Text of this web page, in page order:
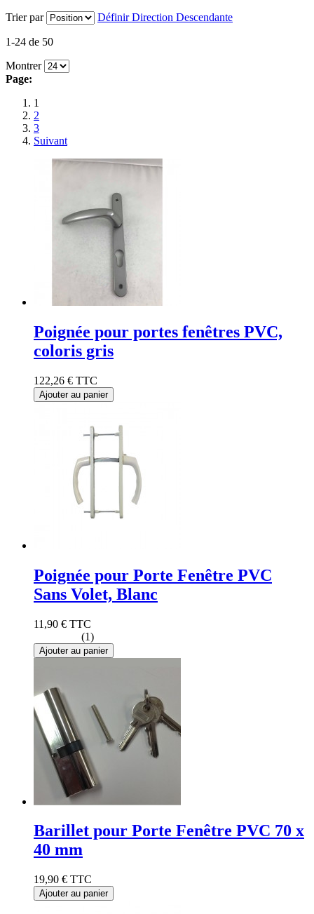
Trier par
Définir Direction Descendante
1-24 de 50
Montrer
Page:
1
2
3
Suivant
Poignée pour portes fenêtres PVC,
coloris gris
122,26 € TTC
Ajouter au panier
Poignée pour Porte Fenêtre PVC
Sans Volet, Blanc
11,90 € TTC
(1)
Ajouter au panier
Barillet pour Porte Fenêtre PVC 70 x
40 mm
19,90 € TTC
Ajouter au panier